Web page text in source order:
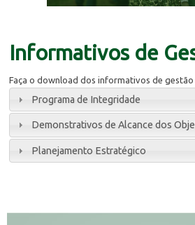
Informativos de
Faça o download dos informativos de gestão
Programa de Integridade
Demonstrativos de Alcance dos
Planejamento Estratégico